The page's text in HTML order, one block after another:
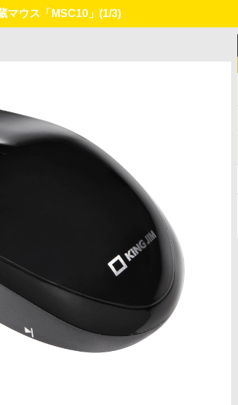
マウス「MSC10」 (1/3)